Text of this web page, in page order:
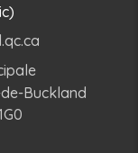
Buckland